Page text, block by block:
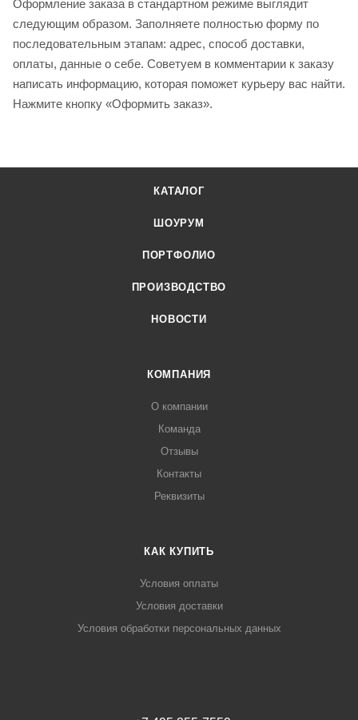
Оформление заказа в стандартном режиме выглядит
следующим образом. Заполняете полностью форму по
последовательным этапам: адрес, способ доставки,
оплаты, данные о себе. Советуем в комментарии к заказу
написать информацию, которая поможет курьеру вас найти.
Нажмите кнопку «Оформить заказ».
КАТАЛОГ
ШОУРУМ
ПОРТФОЛИО
ПРОИЗВОДСТВО
НОВОСТИ
КОМПАНИЯ
О компании
Команда
Отзывы
Контакты
Реквизиты
КАК КУПИТЬ
Условия оплаты
Условия доставки
Условия обработки персональных данных